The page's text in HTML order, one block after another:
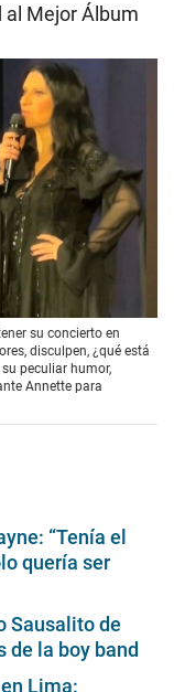
al Mejor Álbum
su concierto en
disculpen, ¿qué está
peculiar humor,
Annette para
“Tenía el
quería ser
Sausalito de
de la boy band
Lima: